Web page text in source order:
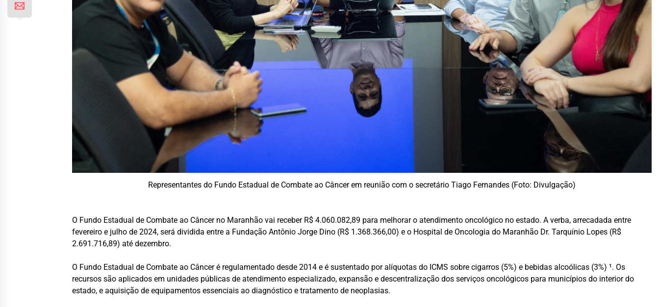
Representantes do Fundo Estadual de Combate ao Câncer em reunião com o secretário Tiago Fernandes (Foto: Divulgação)
O Fundo Estadual de Combate ao Câncer no Maranhão vai receber R$ 4.060.082,89 para melhorar o atendimento oncológico no estado. A verba, arrecadada entre
fevereiro e julho de 2024, será dividida entre a Fundação Antônio Jorge Dino (R$ 1.368.366,00) e o Hospital de Oncologia do Maranhão Dr. Tarquínio Lopes (R$
2.691.716,89) até dezembro.
O Fundo Estadual de Combate ao Câncer é regulamentado desde 2014 e é sustentado por alíquotas do ICMS sobre cigarros (5%) e bebidas alcoólicas (3%) ¹. Os
recursos são aplicados em unidades públicas de atendimento especializado, expansão e descentralização dos serviços oncológicos para municípios do interior do
estado, e aquisição de equipamentos essenciais ao diagnóstico e tratamento de neoplasias.